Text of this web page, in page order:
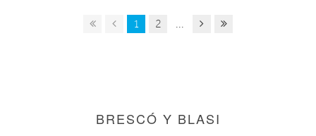
1 2
BRESCÓ Y BLASI